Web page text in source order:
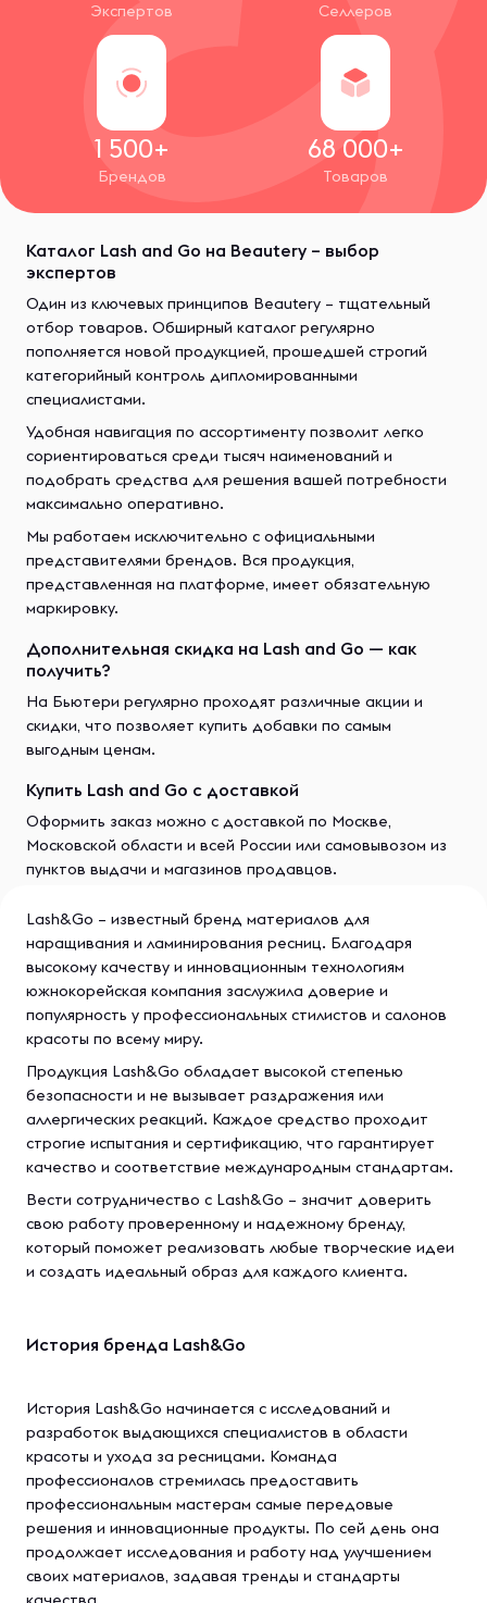
Экспертов Селлеров
1 500+
Брендов
68 000+
Товаров
Каталог Lash and Go на Beautery – выбор
экспертов
Один из ключевых принципов Beautery – тщательный
отбор товаров. Обширный каталог регулярно
пополняется новой продукцией, прошедшей строгий
категорийный контроль дипломированными
специалистами.
Удобная навигация по ассортименту позволит легко
сориентироваться среди тысяч наименований и
подобрать средства для решения вашей потребности
максимально оперативно.
Мы работаем исключительно с официальными
представителями брендов. Вся продукция,
представленная на платформе, имеет обязательную
маркировку.
Дополнительная скидка на Lash and Go — как
получить?
На Бьютери регулярно проходят различные акции и
скидки, что позволяет купить добавки по самым
выгодным ценам.
Купить Lash and Go с доставкой
Оформить заказ можно с доставкой по Москве,
Московской области и всей России или самовывозом из
пунктов выдачи и магазинов продавцов.
Lash&Go – известный бренд материалов для
наращивания и ламинирования ресниц. Благодаря
высокому качеству и инновационным технологиям
южнокорейская компания заслужила доверие и
популярность у профессиональных стилистов и салонов
красоты по всему миру.
Продукция Lash&Go обладает высокой степенью
безопасности и не вызывает раздражения или
аллергических реакций. Каждое средство проходит
строгие испытания и сертификацию, что гарантирует
качество и соответствие международным стандартам.
Вести сотрудничество с Lash&Go – значит доверить
свою работу проверенному и надежному бренду,
который поможет реализовать любые творческие идеи
и создать идеальный образ для каждого клиента.
История бренда Lash&Go
История Lash&Go начинается с исследований и
разработок выдающихся специалистов в области
красоты и ухода за ресницами. Команда
профессионалов стремилась предоставить
профессиональным мастерам самые передовые
решения и инновационные продукты. По сей день она
продолжает исследования и работу над улучшением
своих материалов, задавая тренды и стандарты